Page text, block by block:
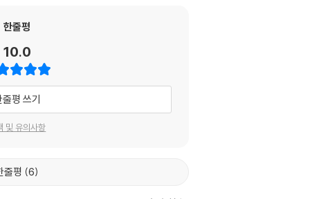
한줄평
10.0
줄평 쓰기
및 유의사항
줄평 6